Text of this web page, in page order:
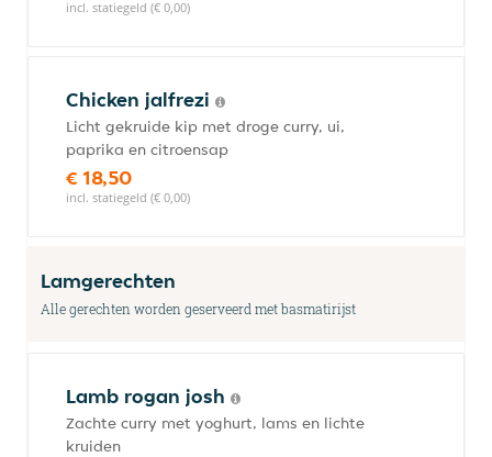
incl. statiegeld (€ 0,00)
Chicken jalfrezi
Licht gekruide kip met droge curry, ui,
paprika en citroensap
€ 18,50
incl. statiegeld (€ 0,00)
Lamgerechten
Alle gerechten worden geserveerd met basmatirijst
Lamb rogan josh
Zachte curry met yoghurt, lams en lichte
kruiden